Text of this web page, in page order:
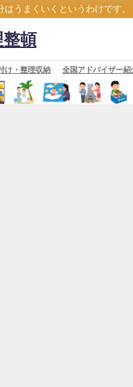
うまくいくというわけです。
整頓
け・整理収納 全国アドバイザー紹